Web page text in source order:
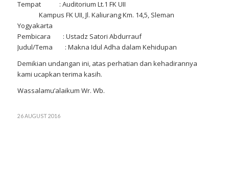
Tempat : Auditorium Lt.1 FK UII
Kampus FK UII, Jl. Kaliurang Km. 14,5, Sleman
Yogyakarta
Pembicara : Ustadz Satori Abdurrauf
Judul/Tema : Makna Idul Adha dalam Kehidupan
Demikian undangan ini, atas perhatian dan kehadirannya
kami ucapkan terima kasih.
Wassalamu’alaikum Wr. Wb.
26 AUGUST 2016